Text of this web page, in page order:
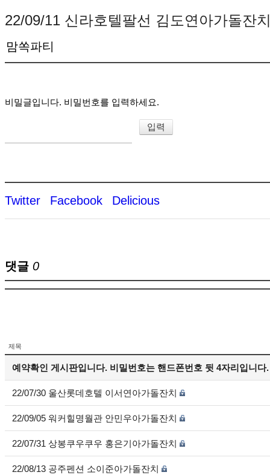
22/09/11 신라호텔팔선 김도연아가돌잔
맘쏙파티
비밀글입니다. 비밀번호를 입력하세요.
Twitter Facebook Delicious
댓글 0
제목
예약확인 게시판입니다. 비밀번호는 핸드폰번호 뒷 4자리입니다.
22/07/30 울산롯데호텔 이서연아가돌잔치
22/09/05 워커힐명월관 안민우아가돌잔치
22/07/31 상봉쿠우쿠우 홍은기아가돌잔치
22/08/13 공주펜션 소이준아가돌잔치